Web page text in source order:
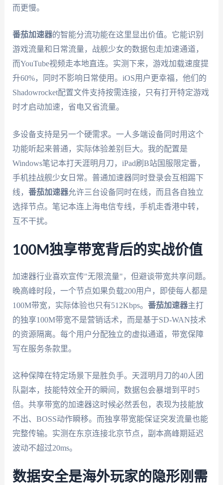
而更慢。
番茄加速器的智能分流功能在这里显出价值。它能识别
游戏流量和日常流量，战舰少女的数据包走加速通道，
而YouTube视频走本地直连。实测下来，游戏加载速度提
升60%，同时不影响日常使用。iOS用户更幸福，他们的
Shadowrocket配置文件支持按需连接，只有打开特定游戏
时才启动加速，省电又省流量。
多设备支持是另一个硬需求。一人多端设备同时用这个
功能听起来普通，实际体验差别巨大。我的配置是
Windows笔记本打天涯明月刀，iPad刷B站国服限定番，
手机挂战舰少女日常。普通加速器同时登录会互相踢下
线， 番茄加速器允许三台设备同时在线，而且各自独立
选择节点。笔记本连上海电信专线，手机走香港中转，
互不干扰。
100M独享带宽背后的实战价值
加速器行业喜欢宣传"无限流量"，但避谈带宽共享问题。
晚高峰时段，一个节点如果负载200用户，即使每人都是
100M带宽，实际体验也只有512Kbps。 番茄加速器主打
的独享100M带宽不是营销话术，而是基于SD-WAN技术
的资源隔离。每个用户分配独立的虚拟通道，带宽保障
写在服务条款里。
这种保障在特定场景下是胜负手。天涯明月刀的40人团
队副本，技能特效全开的瞬间，数据包会暴增到平时5
倍。共享带宽的加速器这时候必然丢包，表现为技能放
不出、BOSS动作瞬移。而独享带宽能保证突发流量也能
完整传输。实测在东京连接北京节点，副本高峰期延迟
波动不超过20ms。
数据安全是海外玩家的隐形刚需